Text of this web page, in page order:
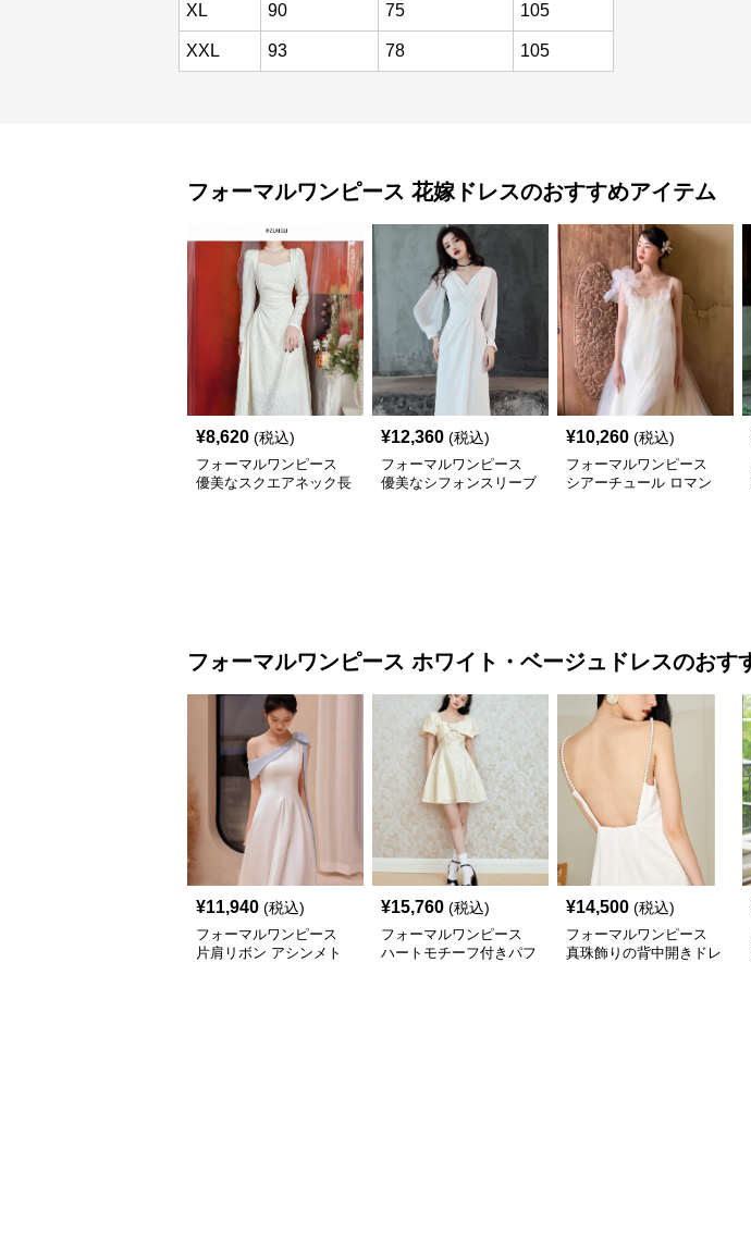
XL 90 75 105
XXL 93 78 105
フォーマルワンピース 花嫁ドレスのおすすめアイテム
¥8,620 (税込)
フォーマルワンピース
優美なスクエアネック長
¥12,360 (税込)
フォーマルワンピース
優美なシフォンスリーブ
¥10,260 (税込)
フォーマルワンピース
シアーチュール ロマン
フォーマルワンピース ホワイト・ベージュドレスのおす
¥11,940 (税込)
フォーマルワンピース
片肩リボン アシンメト
¥15,760 (税込)
フォーマルワンピース
ハートモチーフ付きパフ
¥14,500 (税込)
フォーマルワンピース
真珠飾りの背中開きドレ